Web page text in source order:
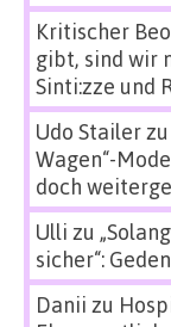
Kritischer
gibt, sind wir
Sinti:zze und
Udo Stailerzu
Wagen“-
doch
Ulli zu
sicher“:
Danii zu